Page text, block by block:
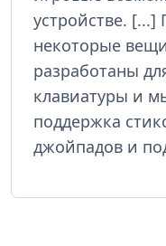
устройстве. [...]
некоторые
разработаны
клавиатуры и
поддержка
джойпадов и